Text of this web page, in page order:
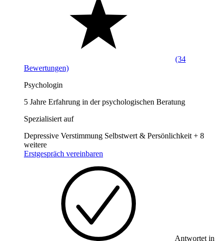
(34
Bewertungen)
Psychologin
5 Jahre Erfahrung in der psychologischen Beratung
Spezialisiert auf
Depressive Verstimmung Selbstwert & Persönlichkeit + 8
weitere
Erstgespräch vereinbaren
Antwortet in